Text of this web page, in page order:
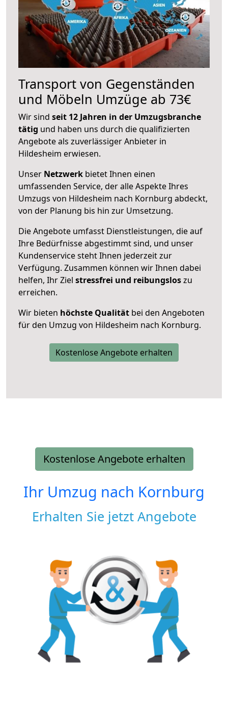
Transport von Gegenständen
und Möbeln Umzüge ab 73€
Wir sind seit 12 Jahren in der Umzugsbranche
tätig und haben uns durch die qualifizierten
Angebote als zuverlässiger Anbieter in
Hildesheim erwiesen.
Unser Netzwerk bietet Ihnen einen
umfassenden Service, der alle Aspekte Ihres
Umzugs von Hildesheim nach Kornburg abdeckt,
von der Planung bis hin zur Umsetzung.
Die Angebote umfasst Dienstleistungen, die auf
Ihre Bedürfnisse abgestimmt sind, und unser
Kundenservice steht Ihnen jederzeit zur
Verfügung. Zusammen können wir Ihnen dabei
helfen, Ihr Ziel stressfrei und reibungsloszu
erreichen.
Wir bieten höchste Qualität bei den Angeboten
für den Umzug von Hildesheim nach Kornburg.
Kostenlose Angebote erhalten
Kostenlose Angebote erhalten
Ihr Umzug nach Kornburg
Erhalten Sie jetzt Angebote